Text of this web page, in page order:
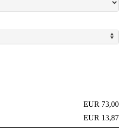
EUR 73,00
EUR 13,87